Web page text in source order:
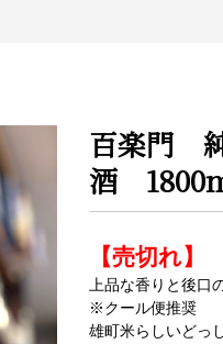
百楽門
酒
【売切れ】
上品な香りと後口
※クール便推奨
雄町米らしいどっ